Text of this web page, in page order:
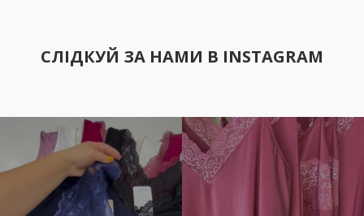
СЛІДКУЙ ЗА НАМИ В INSTAGRAM